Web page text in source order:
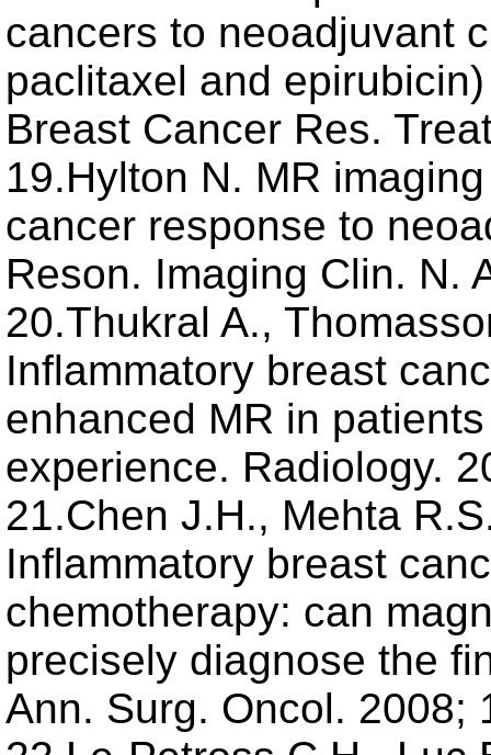
cancers to neoadjuvant
paclitaxel and
Breast Cancer Res.
19.Hylton N. MR
cancer response to
Reson. Imaging Clin. N.
20.Thukral A.,
Inflammatory breast
enhanced MR in
experience. Radiology.
21.Chen J.H., Mehta
Inflammatory breast
chemotherapy: can
precisely diagnose the
Ann. Surg. Oncol. 2008;